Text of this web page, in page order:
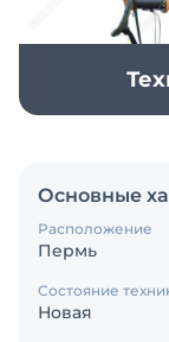
Основные
Расположение
Пермь
Состояние
Новая